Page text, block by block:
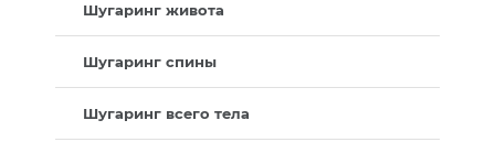
Шугаринг живота
Шугаринг спины
Шугаринг всего тела